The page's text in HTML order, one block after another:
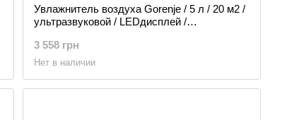
Увлажнитель воздуха Gorenje / 5 л / 20 м2 /
ультразвуковой / LEDдисплей /
(H50W)
3 558 грн
Нет в наличии